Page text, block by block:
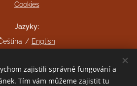
Cookies
Jazyky
English
CZK Kč
EUR €
zajistili správné fungování a
Tím vám můžeme zajistit tu